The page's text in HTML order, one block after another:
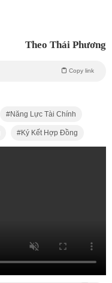
Theo Thái Phương
Copy link
Năng Lực Tài Chính
Ký Kết Hợp Đồng